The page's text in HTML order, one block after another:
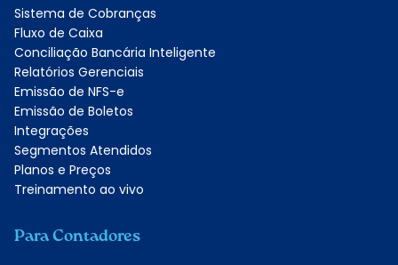
Sistema de Cobranças
Fluxo de Caixa
Conciliação Bancária Inteligente
Relatórios Gerenciais
Emissão de NFS-e
Emissão de Boletos
Integrações
Segmentos Atendidos
Planos e Preços
Treinamento ao vivo
Para Contadores